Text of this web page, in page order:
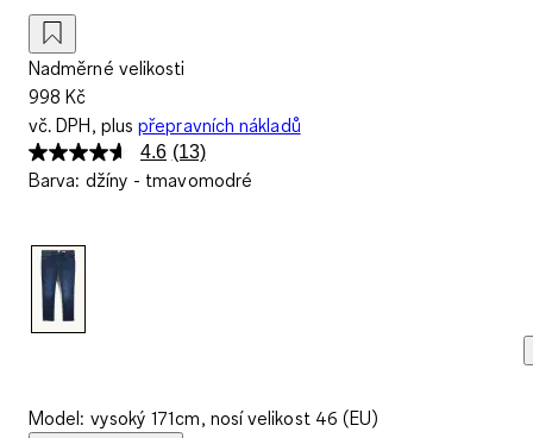
Nadměrné velikosti
998 Kč
vč. DPH, plus přepravních nákladů
4.6 Přečtěte
si
(13)
Barva: džíny - tmavomodré
Model: vysoký 171cm, nosí velikost 46 (EU)